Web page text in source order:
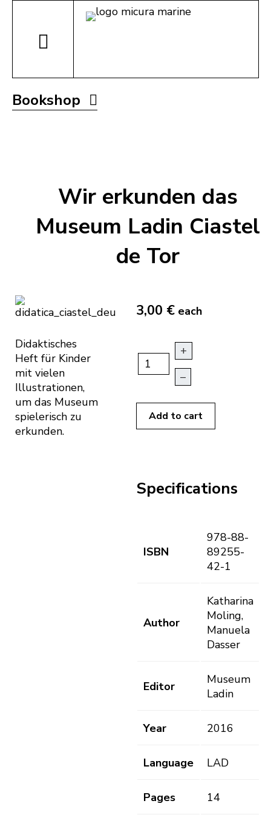
Bookshop
Wir erkunden das
Museum Ladin Ciastel
de Tor
Didaktisches
Heft für Kinder
mit vielen
Illustrationen,
um das Museum
spielerisch zu
erkunden.
3,00 € each
+
–
Add to cart
Specifications
ISBN
978-88-
89255-
42-1
Author
Katharina
Moling,
Manuela
Dasser
Editor
Museum
Ladin
Year 2016
Language LAD
Pages 14